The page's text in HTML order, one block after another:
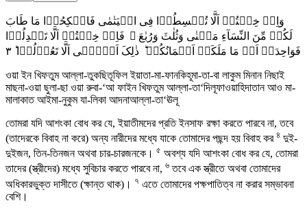
وَاِنۡ خِفۡتُمۡ اَلَّا تُقۡسِطُوۡا فِی الۡیَتٰمٰی فَانۡکِحُوۡا مَا طَابَ
لَکُمۡ مِّنَ النِّسَآءِ مَثۡنٰی وَثُلٰثَ وَرُبٰعَ ۚ فَاِنۡ خِفۡتُمۡ اَلَّا تَعۡدِلُوۡا
فَوَاحِدَۃً اَوۡ مَا مَلَکَتۡ اَیۡمَانُکُمۡ ؕ ذٰلِکَ اَدۡنٰۤی اَلَّا تَعُوۡلُوۡا ؕ ٣
ওয়া ইন খিফতুম আল্লা-তুকছিতূফিল ইয়াতা-মা-ফানকিহূমা-তা-বা লাকুম মিনান নিছাই
মাছনা-ওয়া ছুলা-ছা ওয়া রুবা-‘আ ফাইন খিফতুম আল্লা-তা‘দিলূফাওয়াহিদাতান আও মা-
মালাকাত আইমা-নুকুম যা-লিকা আদনাআল্লা-তা‘ঊলূ
তোমরা যদি আশংকা বোধ কর যে, ইয়াতীমদের প্রতি ইনসাফ রক্ষা করতে পারবে না, তবে
(তাদেরকে বিবাহ না করে) অন্য নারীদের মধ্যে যাকে তোমাদের পছন্দ হয় বিবাহ কর ৪ দুই-
দুইজন, তিন-তিনজন অথবা চার-চারজনকে। ৫ অবশ্য যদি আশংকা বোধ কর যে, তোমরা
তাদের (স্ত্রীদের) মধ্যে সুবিচার করতে পারবে না, ৬ তবে এক স্ত্রীতে অথবা তোমাদের
অধিকারভুক্ত দাসীতে (ক্ষান্ত থাক)। ৭ এতে তোমাদের পক্ষপাতিত্ব না করার সম্ভাবনা
বেশি।